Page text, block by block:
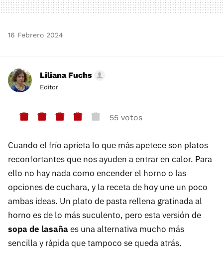
16 Febrero 2024
Liliana Fuchs
Editor
55 votos
Cuando el frío aprieta lo que más apetece son platos
reconfortantes que nos ayuden a entrar en calor. Para
ello no hay nada como encender el horno o las
opciones de cuchara, y la receta de hoy une un poco
ambas ideas. Un plato de pasta rellena gratinada al
horno es de lo más suculento, pero esta versión de
sopa de lasañaes una alternativa mucho más
sencilla y rápida que tampoco se queda atrás.